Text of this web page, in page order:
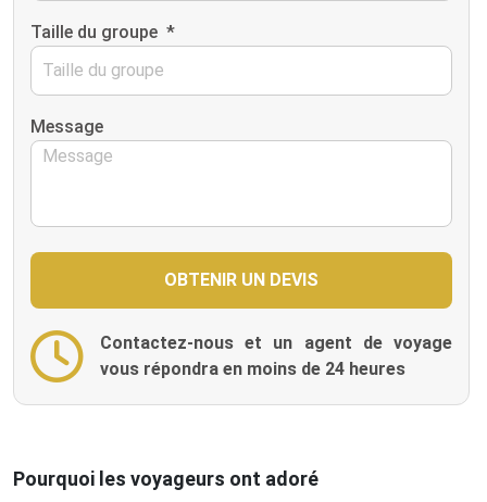
Taille du groupe *
Message
Contactez-nous et un agent de voyage
vous répondra en moins de 24 heures
Pourquoi les voyageurs ont adoré